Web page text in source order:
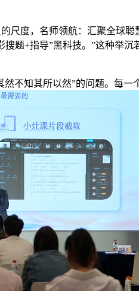
度，名师领航：汇聚全球聪
题+指导”黑科技。”这种举
不知其所以然”的问题。每